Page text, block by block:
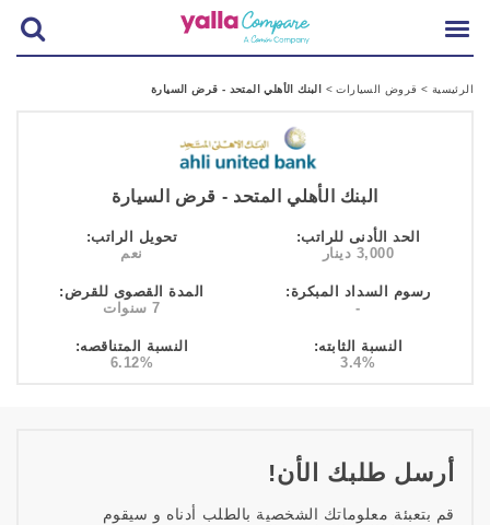
الرئيسية > قروض السيارات> البنك الأهلي المتحد - قرض السيارة
البنك الأهلي المتحد - قرض السيارة
الحد الأدنى للراتب:
3,000 دينار
تحويل الراتب:
نعم
رسوم السداد المبكرة:
-
المدة القصوى للقرض:
7 سنوات
النسبة الثابته:
3.4%
النسبة المتناقصه:
6.12%
أرسل طلبك الأن!
قم بتعبئة معلوماتك الشخصية بالطلب أدناه و سيقوم